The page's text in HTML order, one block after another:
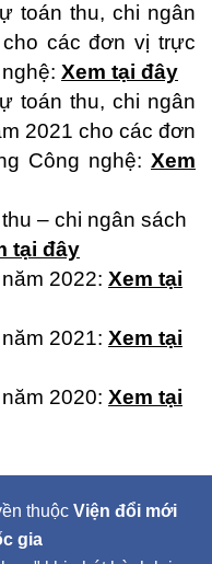
toán thu, chi ngân
các đơn vị trực
Xem tại đây
toán thu, chi ngân
2021 cho các đơn
Công nghệ: Xem
– chi ngân sách
tại đây
2022: Xem tại
2021: Xem tại
2020: Xem tại
thuộc Viện đổi mới
gia